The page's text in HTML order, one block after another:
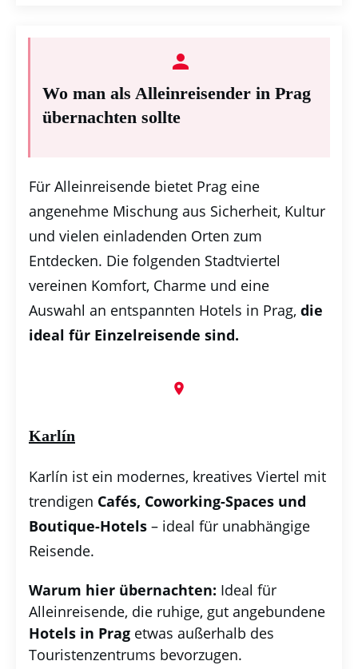
Wo man als Alleinreisender in Prag
übernachten sollte
Für Alleinreisende bietet Prag eine
angenehme Mischung aus Sicherheit, Kultur
und vielen einladenden Orten zum
Entdecken. Die folgenden Stadtviertel
vereinen Komfort, Charme und eine
Auswahl an entspannten Hotels in Prag, die
ideal für Einzelreisende sind.
Karlín
Karlín ist ein modernes, kreatives Viertel mit
trendigen Cafés, Coworking-Spaces und
Boutique-Hotels – ideal für unabhängige
Reisende.
Warum hier übernachten: Ideal für
Alleinreisende, die ruhige, gut angebundene
Hotels in Prag etwas außerhalb des
Touristenzentrums bevorzugen.